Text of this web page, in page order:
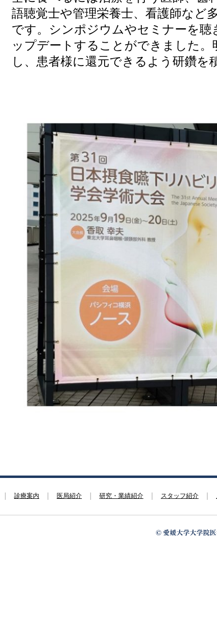
語聴覚士や管理栄養士、看護師など
です。シンポジウムやセミナーを聴
ップデートすることができました
し、患者様に還元できるよう研鑽を
診療案内 医局紹介 研究・業績紹介 スタッフ紹介